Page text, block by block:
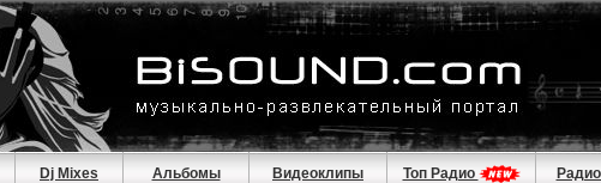
Dj Mixes Альбомы Видеоклипы Топ Радио